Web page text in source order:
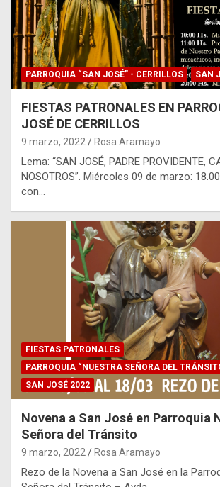
PARROQUIA “SAN JOSÉ” - CERRILLOS SAN
FIESTAS PATRONALES EN
JOSÉ DE CERRILLOS
9 marzo, 2022 Rosa Aramayo
Lema: “SAN JOSÉ, PADRE PROVIDENTE,
NOSOTROS”. Miércoles 09 de marzo:
con…
FIESTAS PATRONALES
PARROQUIA “NUESTRA SEÑORA DEL
SAN JOSÉ 2022
Novena a San José en Parroquia
Señora del Tránsito
9 marzo, 2022 Rosa Aramayo
Rezo de la Novena a San José en la